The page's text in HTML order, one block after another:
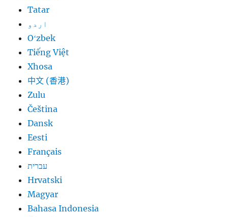
Tatar
اردو
Oʻzbek
Tiếng Việt
Xhosa
中文 (香港)
Zulu
Čeština
Dansk
Eesti
Français
עברית
Hrvatski
Magyar
Bahasa Indonesia